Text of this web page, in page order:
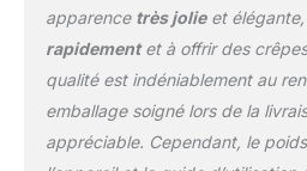
design
un
apparence très jolieet
rapidementet à offrir des
qualité est indéniablement au
emballage soigné lors de la
appréciable. Cependant, le